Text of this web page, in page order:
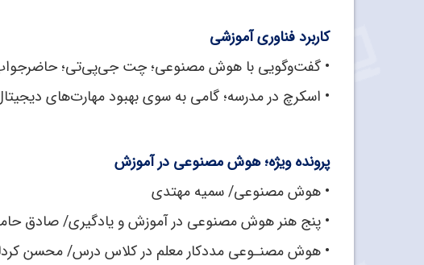
کاربرد فناوری آموزشی
• گفت‌وگویی با هوش مصنوعی؛ چت جی‌پی‌تی؛ حاضرجواب
• اسکرچ در مدرسه؛ گامی به سوی بهبود مهارت‌های
پرونده ویژه؛ هوش مصنوعی در آموزش
• هوش مصنوعی/ سمیه مهتدی
• پنج هنر هوش مصنوعی در آموزش و یادگیری/ صادق
• هوش مصنـوعی مددکار معلم در کلاس درس/ محسن